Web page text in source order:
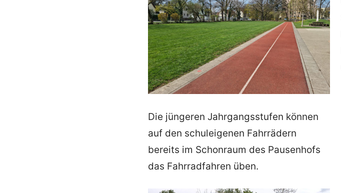
Die jüngeren Jahrgangsstufen können
auf den schuleigenen Fahrrädern
bereits im Schonraum des Pausenhofs
das Fahrradfahren üben.